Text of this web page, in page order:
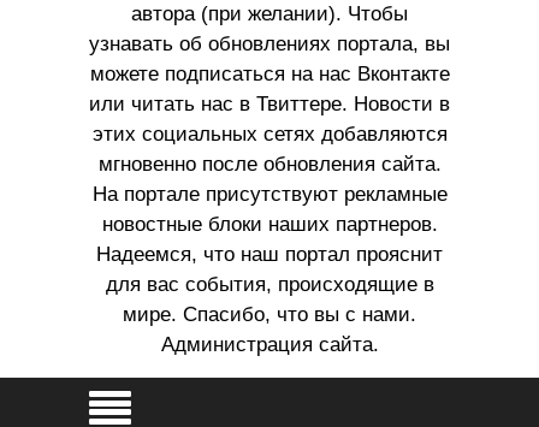
автора (при желании). Чтобы
узнавать об обновлениях портала, вы
можете подписаться на нас Вконтакте
или читать нас в Твиттере. Новости в
этих социальных сетях добавляются
мгновенно после обновления сайта.
На портале присутствуют рекламные
новостные блоки наших партнеров.
Надеемся, что наш портал прояснит
для вас события, происходящие в
мире. Спасибо, что вы с нами.
Администрация сайта.